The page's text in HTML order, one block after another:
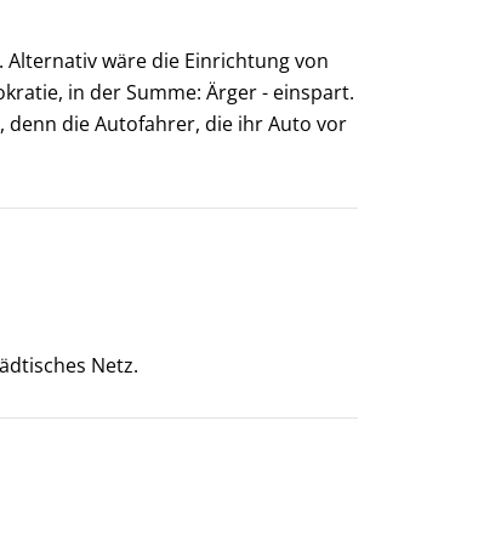
wäre die Einrichtung von
in der Summe: Ärger - einspart.
die Autofahrer, die ihr Auto vor
Netz.